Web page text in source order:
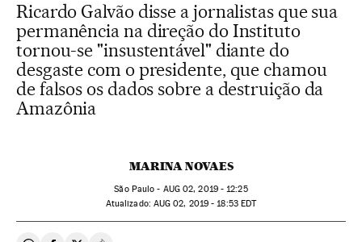
Ricardo Galvão disse a jornalistas que sua
permanência na direção do Instituto
tornou-se "insustentável" diante do
desgaste com o presidente, que chamou
de falsos os dados sobre a destruição da
Amazônia
MARINA NOVAES
São Paulo - AUG02, 2019 - 12:25
atualizado: AUG 02, 2019 - 18:53EDT